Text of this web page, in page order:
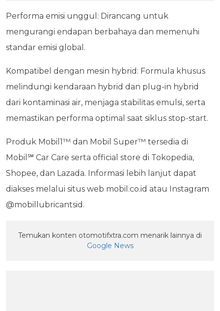
Performa emisi unggul: Dirancang untuk
mengurangi endapan berbahaya dan memenuhi
standar emisi global.
Kompatibel dengan mesin hybrid: Formula khusus
melindungi kendaraan hybrid dan plug-in hybrid
dari kontaminasi air, menjaga stabilitas emulsi, serta
memastikan performa optimal saat siklus stop-start.
Produk Mobil1™ dan Mobil Super™ tersedia di
Mobil℠ Car Care serta official store di Tokopedia,
Shopee, dan Lazada. Informasi lebih lanjut dapat
diakses melalui situs web mobil.co.id atau Instagram
@mobillubricantsid.
Temukan konten otomotifxtra.com menarik lainnya di
Google News